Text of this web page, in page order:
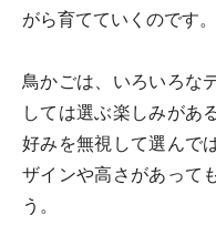
がら育てていくのです。
鳥かごは、いろいろな
しては選ぶ楽しみがあ
好みを無視して選んで
ザインや高さがあって
う。